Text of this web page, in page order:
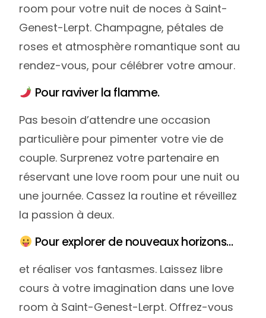
room pour votre nuit de noces à Saint-
Genest-Lerpt. Champagne, pétales de
roses et atmosphère romantique sont au
rendez-vous, pour célébrer votre amour.
Pour raviver la flamme.
Pas besoin d’attendre une occasion
particulière pour pimenter votre vie de
couple. Surprenez votre partenaire en
réservant une love room pour une nuit ou
une journée. Cassez la routine et réveillez
la passion à deux.
Pour explorer de nouveaux horizons…
et réaliser vos fantasmes. Laissez libre
cours à votre imagination dans une love
room à Saint-Genest-Lerpt. Offrez-vous